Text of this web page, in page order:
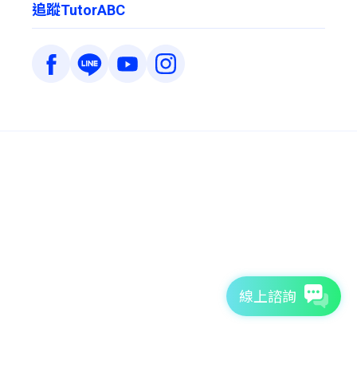
追蹤TutorABC
線上諮詢